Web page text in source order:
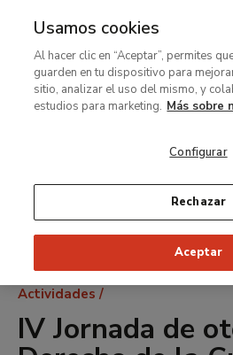
MENÚ
contenido
principal
Ruta
de
navegación
Actividades
IV Jornada de
Usamos cookies
Al hacer clic en “Aceptar”, permites
guarden en tu dispositivo para
sitio, analizar el uso del mismo, y
estudios para marketing. Más sobre
Configurar
Rechazar
Aceptar